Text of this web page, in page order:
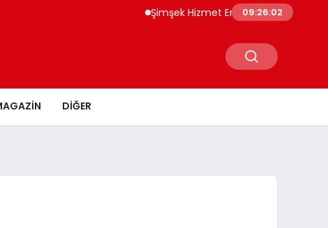
Şimşek Hizmet Enflasyonunda Katılık
09:26:03
DIĞER